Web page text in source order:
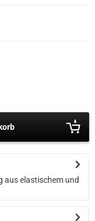
aus elastischem und